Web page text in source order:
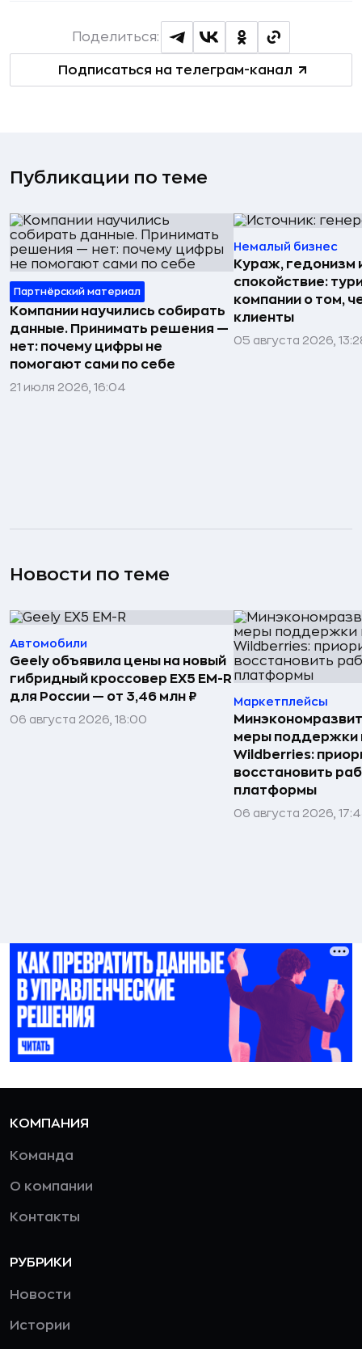
Подписаться на телеграм-канал
Поделиться:
Публикации по теме
Партнёрский материал
Компании научились собирать
данные. Принимать решения —
нет: почему цифры не
помогают сами по себе
21 июля 2026, 16:04
Немалый бизнес
Кураж, гедонизм
спокойствие:
компании о том,
клиенты
05 августа 2026,
Новости по теме
Автомобили
Geely объявила цены на новый
гибридный кроссовер EX5 EM-R
для России — от 3,46 млн ₽
06 августа 2026, 18:00
Маркетплейсы
меры поддержки
Wildberries:
восстановить
платформы
06 августа 2026,
КОМПАНИЯ
Команда
О компании
Контакты
РУБРИКИ
Новости
Истории